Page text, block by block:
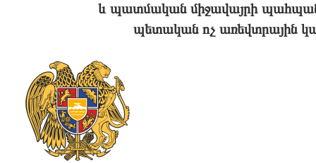
և պատմական միջավայրի
պետական ոչ առեվտրային